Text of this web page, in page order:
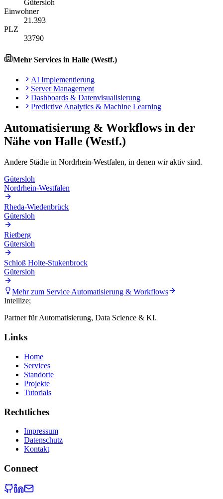
Gütersloh
Einwohner
21.393
PLZ
33790
Mehr Services in Halle (Westf.)
AI Implementierung
Server Management
Dashboards & Datenvisualisierung
Predictive Analytics & Machine Learning
Automatisierung & Workflows in der
Nähe von Halle (Westf.)
Andere Städte in Nordrhein-Westfalen, in denen wir aktiv sind.
Gütersloh
Nordrhein-Westfalen
Rheda-Wiedenbrück
Gütersloh
Rietberg
Gütersloh
Schloß Holte-Stukenbrock
Gütersloh
Mehr zum ServiceAutomatisierung & Workflows
Intellize;
Partner für Automatisierung, Data Science & KI.
Links
Home
Services
Standorte
Projekte
Tutorials
Rechtliches
Impressum
Datenschutz
Kontakt
Connect